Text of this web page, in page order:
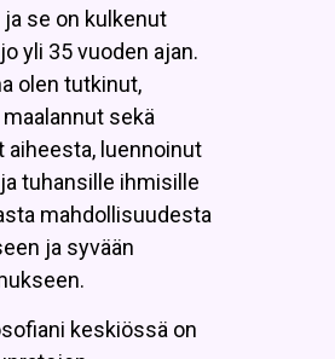
se on kulkenut
yli 35 vuoden ajan.
olen tutkinut,
sekä
aiheesta, luennoinut
tuhansille ihmisille
mahdollisuudesta
ja syvään
keskiössä on